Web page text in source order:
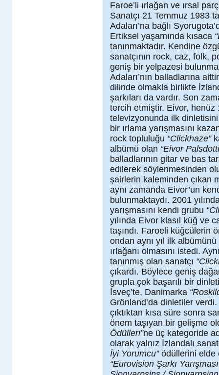
Faroe’li ırlağan ve ırsal
Sanatçı 21 Temmuz 1983
Adaları’na bağlı
Ertiksel yaşamında kısaca
tanınmaktadır. Kendine
sanatçının rock, caz, folk,
geniş bir yelpazesi
Adaları’nın balladlarına
dilinde olmakla birlikte
şarkıları da vardır. Son
tercih etmiştir. Eivor, henüz
televizyonunda ilk
bir ırlama yarışmasını
rock topluluğu “Clickhaze”
albümü olan “Eivor
balladlarının gitar ve bas
edilerek söylenmesinden
şairlerin kaleminden çıkan
aynı zamanda Eivor’un
bulunmaktaydı. 2001
yarışmasını kendi grubu
yılında Eivor klasıl küğ ve
taşındı. Faroeli küğcülerin
ondan aynı yıl ilk
ırlağanı olmasını istedi.
tanınmış olan sanatçı
çıkardı. Böylece geniş
grupla çok başarılı bir
İsveç’te, Danimarka
Grönland’da dinletiler
çıktıktan kısa süre sonra
önem taşıyan bir gelişme
Ödülleri”ne üç kategoride
olarak yalnız İzlandalı
İyi Yorumcu” ödüllerini elde
“Eurovision Şarkı